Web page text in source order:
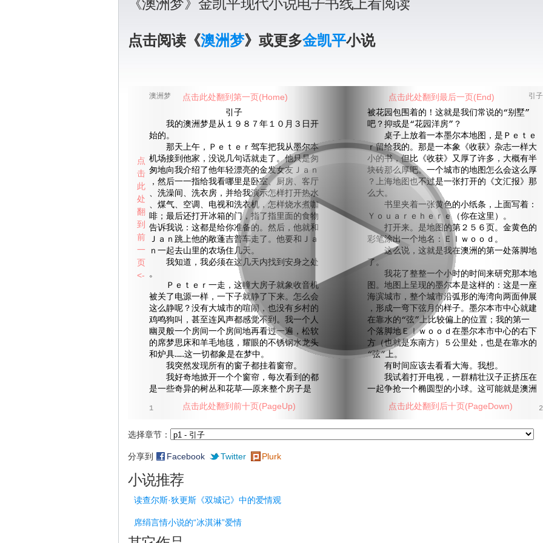
《澳洲梦》金凯平现代小说电子书线上看阅读
点击阅读《澳洲梦》或更多金凯平小说
澳洲梦 引子
引子
我的澳洲梦是从１９８７年１０月３日开
始的。
那天上午，Ｐｅｔｅｒ驾车把我从墨尔本
机场接到他家，没说几句话就走了。他只是匆
匆地向我介绍了他年轻漂亮的金发女友Ｊａｎ
，然后一一指给我看哪里是卧室、厨房、客厅
、洗澡间、洗衣房，并给我演示怎样打开热水
、煤气、空调、电视和洗衣机，怎样烧水煮咖
啡；最后还打开冰箱的门，指了指里面的食物
告诉我说：这都是给你准备的。然后，他就和
Ｊａｎ跳上他的敞蓬吉普车走了。他要和Ｊａ
ｎ一起去山里的农场住几天。
我知道，我必须在这几天内找到安身之处
。
Ｐｅｔｅｒ一走，这幢大房子就象收音机
被关了电源一样，一下子就静了下来。怎么会
这么静呢？没有大城市的喧闹，也没有乡村的
鸡鸣狗叫，甚至连风声都感觉不到。我一个人
幽灵般一个房间一个房间地再看过一遍，松软
的席梦思床和羊毛地毯，耀眼的不锈钢水龙头
和炉具……这一切都象是在梦中。
我突然发现所有的窗子都挂着窗帘。
我好奇地掀开一个个窗帘，每次看到的都
是一些奇异的树丛和花草——原来整个房子是
被花园包围着的！这就是我们常说的“别墅”
吧？抑或是“花园洋房”？
桌子上放着一本墨尔本地图，是Ｐｅｔｅ
ｒ留给我的。那是一本象《收获》杂志一样大
小的书，但比《收获》又厚了许多，大概有半
块砖那么厚吧。一个城市的地图怎么会这么厚
？上海地图也不过是一张打开的《文汇报》那
么大。
书里夹着一张黄色的小纸条，上面写着：
Ｙｏｕａｒｅｈｅｒｅ（你在这里）。
打开来。是地图的第２５６页。金黄色的
彩笔涂出一个地名：Ｅｌｗｏｏｄ。
这么说，这就是我在澳洲的第一处落脚地
了。
我花了整整一个小时的时间来研究那本地
图。地图上呈现的墨尔本是这样的：这是一座
海滨城市，整个城市沿弧形的海湾向两面伸展
，形成一弯下弦月的样子。墨尔本市中心就建
在靠水的“弦”上比较偏上的位置；我的第一
个落脚地Ｅｌｗｏｏｄ在墨尔本市中心的右下
方（也就是东南方）５公里处，也是在靠水的
“弦”上。
有时间应该去看看大海。我想。
我试着打开电视，一群精壮汉子正挤压在
一起争抢一个椭圆型的小球。这可能就是澳洲
1 2
选择章节：
分享到 Facebook Twitter Plurk
点击此处翻到第一页(Home) 点击此处翻到最后一页(End)
点击此处翻到前十页(PageUp) 点击此处翻到后十页(PageDown)
点
击
此
处
翻
到
前
一
页
<-
小说推荐
读查尔斯·狄更斯《双城记》中的爱情观
席绢言情小说的“冰淇淋”爱情